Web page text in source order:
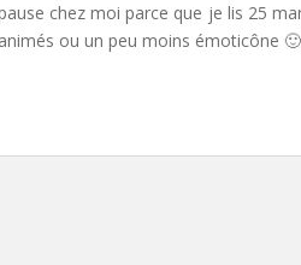
chez moi parce que je lis 25
animés ou un peu moins émoticône 🙂